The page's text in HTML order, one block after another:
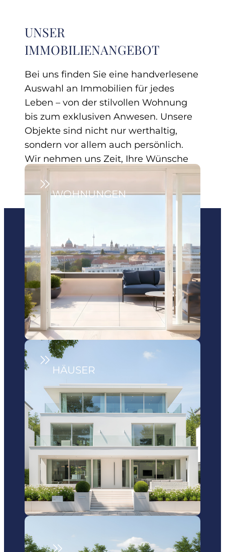
UNSER
IMMOBILIENANGEBOT
Bei uns finden Sie eine handverlesene
Auswahl an Immobilien für jedes
Leben – von der stilvollen Wohnung
bis zum exklusiven Anwesen. Unsere
Objekte sind nicht nur werthaltig,
sondern vor allem auch persönlich.
Wir nehmen uns Zeit, Ihre Wünsche
zu verstehen und begleiten Sie mit
Herz und Expertise auf dem Weg zu
Ihrem neuen Zuhause.
WOHNUNGEN
HÄUSER